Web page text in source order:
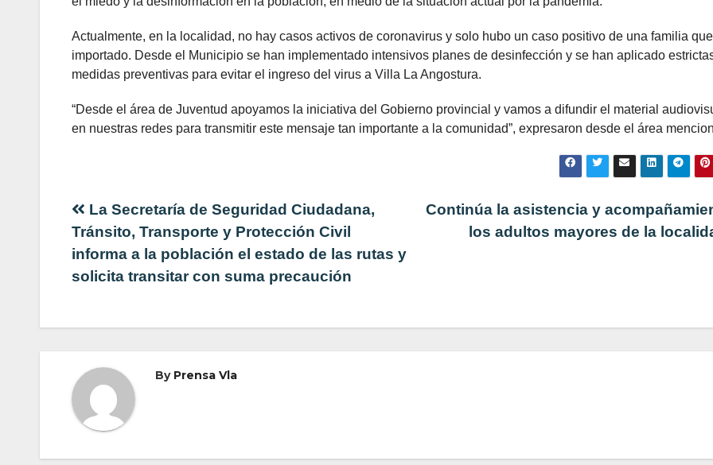
Actualmente, en la localidad, no hay casos activos de coronavirus y solo hubo un caso positivo de una familia
importado. Desde el Municipio se han implementado intensivos planes de desinfección y se han aplicado
medidas preventivas para evitar el ingreso del virus a Villa La Angostura.
“Desde el área de Juventud apoyamos la iniciativa del Gobierno provincial y vamos a difundir el material
en nuestras redes para transmitir este mensaje tan importante a la comunidad”, expresaron desde el área
Navegación
de
Continúa la asistencia y
los adultos mayores de la
La Secretaría de Seguridad Ciudadana,
Tránsito, Transporte y Protección Civil
informa a la población el estado de las rutas y
solicita transitar con suma precaución
By Prensa Vla